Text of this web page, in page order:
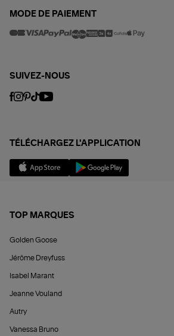
MODE DE PAIEMENT
SUIVEZ-NOUS
TÉLÉCHARGEZ L'APPLICATION
TOP MARQUES
Golden Goose
Jérôme Dreyfuss
Isabel Marant
Jeanne Vouland
Autry
Vanessa Bruno